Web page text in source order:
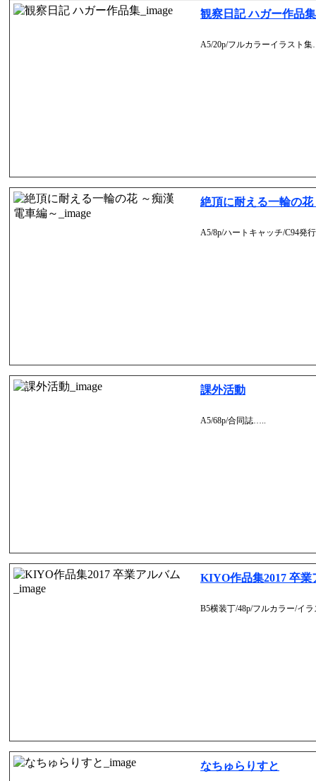
観察日記 ハガー作品集
A5/20p/フルカラーイラスト
絶頂に耐える一輪の
A5/8p/ハートキャッチ/C94発
課外活動
A5/68p/合同誌…..
KIYO作品集2017 卒業
B5横装丁/48p/フルカラー/イ
なちゅらりすと